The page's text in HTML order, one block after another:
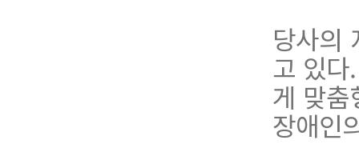
당사의
고 있다
게 맞춤
장애인